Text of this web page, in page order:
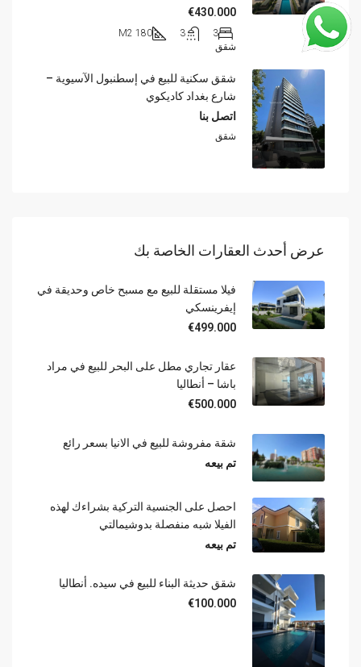
€430.000
3
3
180 M2
شقق
شقق سكنية للبيع في إسطنبول الآسيوية –
شارع بغداد كاديكوي
اتصل بنا
شقق
عرض أحدث العقارات الخاصة بك
فيلا مستقلة للبيع مع مسبح خاص وحديقة في
إيفرينسكي
€499.000
عقار تجاري مطل على البحر للبيع في مراد
باشا – أنطاليا
€500.000
شقة مفروشة للبيع في الانيا بسعر رائع
تم بيعه
احصل على الجنسية التركية بشراءك لهذه
الفيلا شبه منفصلة بدوشيمالتي
تم بيعه
شقق حديثة البناء للبيع في سيده. أنطاليا
€100.000